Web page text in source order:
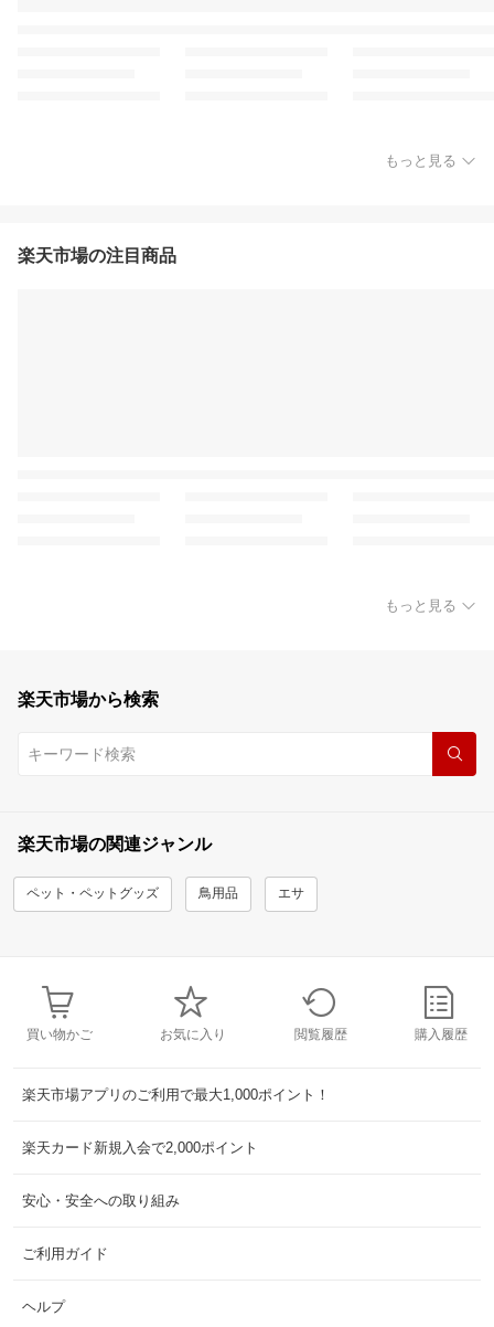
もっと見る
楽天市場の注目商品
もっと見る
楽天市場から検索
楽天市場の関連ジャンル
ペット・ペットグッズ 鳥用品 エサ
買い物かご お気に入り 閲覧履歴 購入履歴
楽天市場アプリのご利用で最大1,000ポイント！
楽天カード新規入会で2,000ポイント
安心・安全への取り組み
ご利用ガイド
ヘルプ